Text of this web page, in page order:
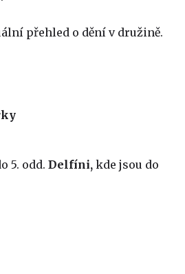
přehled o dění v družině.
5. odd. Delfíni, kde jsou do